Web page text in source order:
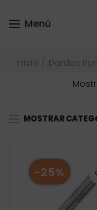
Menú
Inicio Dardos
MOSTRAR
-25%